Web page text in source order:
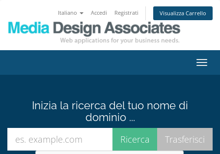
Italiano Accedi Registrati Visualizza Carrello
Attiva
Inizia la ricerca del tuo nome di
dominio ...